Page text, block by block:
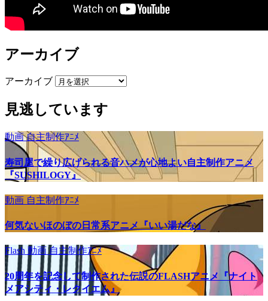
アーカイブ
アーカイブ
見逃しています
動画自主制作ｱﾆﾒ
寿司屋で繰り広げられる音ハメが心地よい自主制作アニメ
『SUSHILOGY』
動画 自主制作ｱﾆﾒ
何気ないほのぼの日常系アニメ『いい湯だな』
Flash 動画自主制作ｱﾆﾒ
20周年を記念して制作された伝説のFLASHアニメ『ナイト
メアシティ・レクイエム』